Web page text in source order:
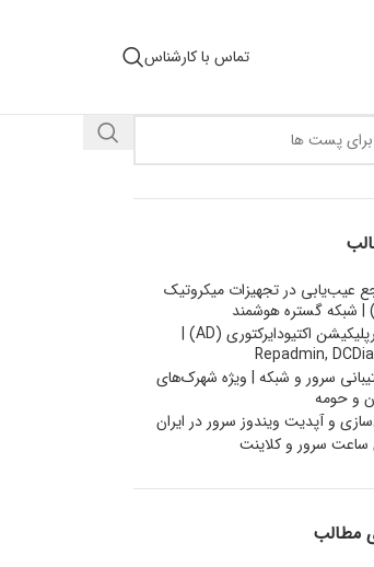
تماس با کارشناس
عیب‌یابی در تجهیزات میکروتیک
رفع خطای رپلیکیشن اکتیودایرکتوری (AD) |
Repadmin,
سرور و شبکه | ویژه شهرک‌های
و حومه
و آپدیت ویندوز سرور در ایران
ساعت سرور و کلاینت
مطالب